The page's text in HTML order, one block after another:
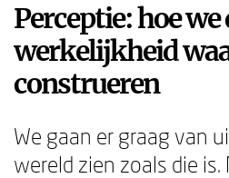
Perceptie: hoe we
werkelijkheid
construeren
We gaan er graag van
wereld zien zoals die